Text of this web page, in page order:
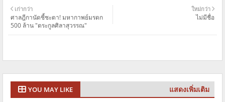
ใหม่กว่า
ไม่มีชื่อ
เก่ากว่า
ศาลฎีกานัดชี้ชะตา! มหากาพย์มรดก
500 ล้าน "ตระกูลศิลาสุวรรณ"
YOU MAY LIKE แสดงเพิ่มเติม